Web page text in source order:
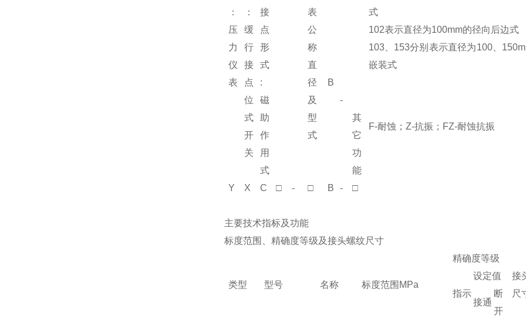
：
压
力
仪
表
：
缓
行
接
点
位
式
开
关
接
点
形
式
:
磁
助
作
用
式
表
公
称
直
径
及
型
式
式
102表示直径为100mm的径向后边式
103、153分别表示直径为100、
嵌装式
B
-
其
它
功
能
F-耐蚀；Z-抗振；FZ-耐蚀抗振
Y X C □ - □ B - □
主要技术指标及功能
标度范围、精确度等级及接头螺纹尺寸
类型 型号 名称 标度范围MPa
精确度等级
接
尺
指示
设定值
接通
断
开